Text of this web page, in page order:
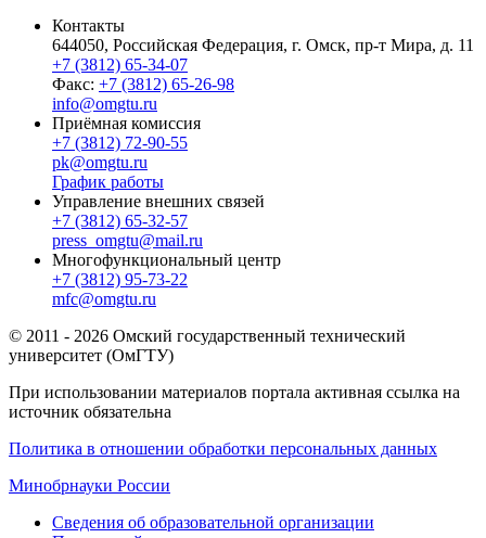
Контакты
644050, Российская Федерация, г. Омск, пр-т Мира, д. 11
+7 (3812) 65-34-07
Факс: +7 (3812) 65-26-98
info@omgtu.ru
Приёмная комиссия
+7 (3812) 72-90-55
pk@omgtu.ru
График работы
Управление внешних связей
+7 (3812) 65-32-57
press_omgtu@mail.ru
Многофункциональный центр
+7 (3812) 95-73-22
mfc@omgtu.ru
© 2011 - 2026 Омский государственный технический
университет (ОмГТУ)
При использовании материалов портала активная ссылка на
источник обязательна
Политика в отношении обработки персональных данных
Минобрнауки России
Сведения об образовательной организации